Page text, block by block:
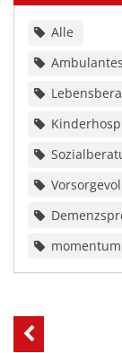
Alle
Vorherige